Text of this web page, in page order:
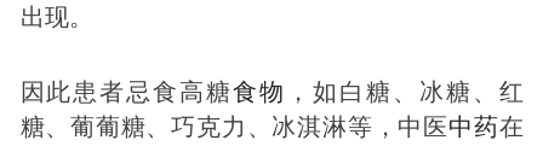
出现。
因此患者忌食高糖食物 ，如白糖、冰糖、红
糖、葡葡糖、巧克力、冰淇淋等，中医中药在